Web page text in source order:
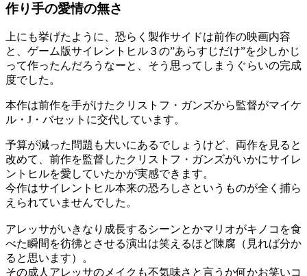
作り手の愛情の無さ
上にも挙げたように、恐らく製作サイドは前作の映画内容
と、ゲーム版サイレントヒル３の”あらすじだけ”を少しかじ
って作ったんだろうなーと、そう思ってしまうぐらいの完成
度でした。
本作は前作を手がけたクリストフ・ガンズから監督がマイケ
ル・J・バセットに交代しています。
予算が減った問題も大いにあるでしょうけど、両作を見ると
改めて、前作を監督したクリストフ・ガンズがいかにサイレ
ントヒルを愛していたかが実感できます。
今作はサイレントヒル本来の恐ろしさというものが全く捕ら
えられていませんでした。
アレッサがいきなり成長するシーンとかマリオがキノコを食
べた瞬間を彷彿とさせる演出は笑えるほど陳腐（見れば分か
ると思います）。
その成人アレッサのメイクも不気味さと言うか何かお笑いコ